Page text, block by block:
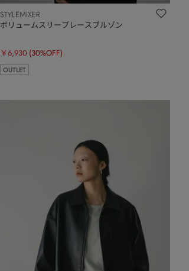
STYLEMIXER
ボリュームスリーブレースブルゾン
￥6,930 (30%OFF)
OUTLET